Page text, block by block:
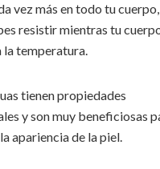
vez más en todo tu cuerpo,
resistir mientras tu
la temperatura.
tienen propiedades
y son muy beneficiosas
apariencia de la piel.